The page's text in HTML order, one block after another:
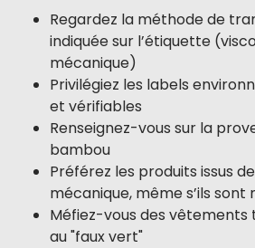
Regardez la méthode de
indiquée sur l’étiquette
mécanique)
Privilégiez les labels
et vérifiables
Renseignez-vous sur la
bambou
Préférez les produits issus
mécanique, même s’ils sont
Méfiez-vous des
au "faux vert"